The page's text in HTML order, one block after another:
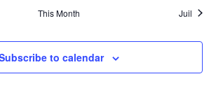
This Month Juil
to calendar